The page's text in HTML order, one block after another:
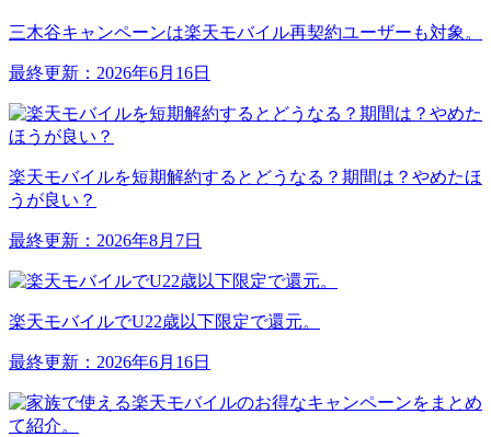
三木谷キャンペーンは楽天モバイル再契約ユーザーも対象。
最終更新：2026年6月16日
楽天モバイルを短期解約するとどうなる？期間は？やめたほ
うが良い？
最終更新：2026年8月7日
楽天モバイルでU22歳以下限定で還元。
最終更新：2026年6月16日